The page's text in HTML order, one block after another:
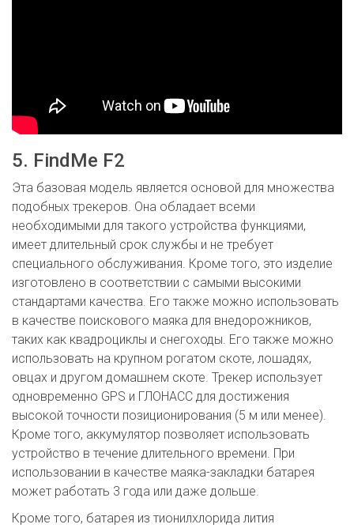
5. FindMe F2
Эта базовая модель является основой для множества
подобных трекеров. Она обладает всеми
необходимыми для такого устройства функциями,
имеет длительный срок службы и не требует
специального обслуживания. Кроме того, это изделие
изготовлено в соответствии с самыми высокими
стандартами качества. Его также можно использовать
в качестве поискового маяка для внедорожников,
таких как квадроциклы и снегоходы. Его также можно
использовать на крупном рогатом скоте, лошадях,
овцах и другом домашнем скоте. Трекер использует
одновременно GPS и ГЛОНАСС для достижения
высокой точности позиционирования (5 м или менее).
Кроме того, аккумулятор позволяет использовать
устройство в течение длительного времени. При
использовании в качестве маяка-закладки батарея
может работать 3 года или даже дольше.
Кроме того, батарея из тионилхлорида лития